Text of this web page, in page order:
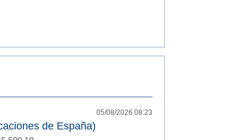
05/08/2026 08:23
de España)